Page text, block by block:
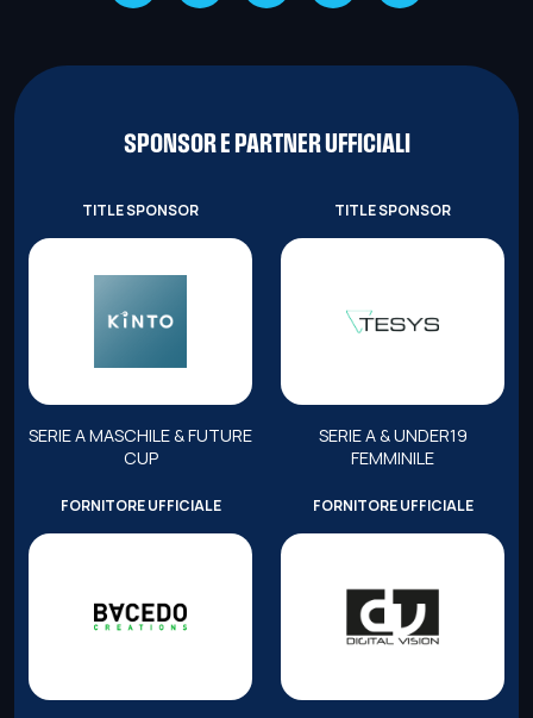
SPONSOR E PARTNER UFFICIALI
TITLE SPONSOR
SERIE A MASCHILE & FUTURE
CUP
TITLE SPONSOR
SERIE A & UNDER19
FEMMINILE
FORNITORE UFFICIALE FORNITORE UFFICIALE